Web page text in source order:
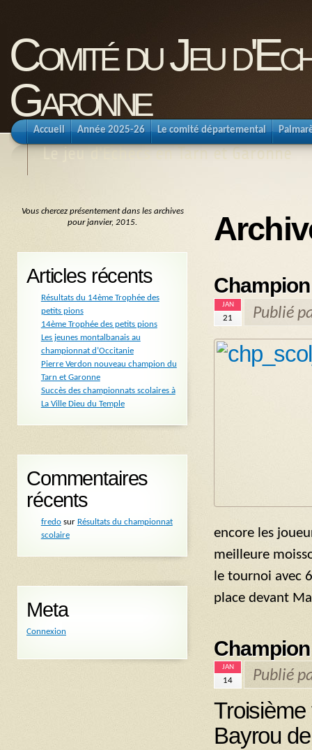
Comité du Jeu
Garonne
Le jeu d'Echecs en Tarn et Garonne
Accueil Année 2025-26 Le comité départemental
JAN
21 Publié
encore les
meilleure
le tournoi avec
place devant
JAN
14 Publié
Troisième
Bayrou
Vous chercez présentement dans les archives
pour janvier, 2015.
Articles récents
Résultats du 14ème Trophée des
petits pions
14ème Trophée des petits pions
Les jeunes montalbanais au
championnat d’Occitanie
Pierre Verdon nouveau champion du
Tarn et Garonne
Succès des championnats scolaires à
La Ville Dieu du Temple
Commentaires
récents
fredosur Résultats du championnat
scolaire
Meta
Connexion